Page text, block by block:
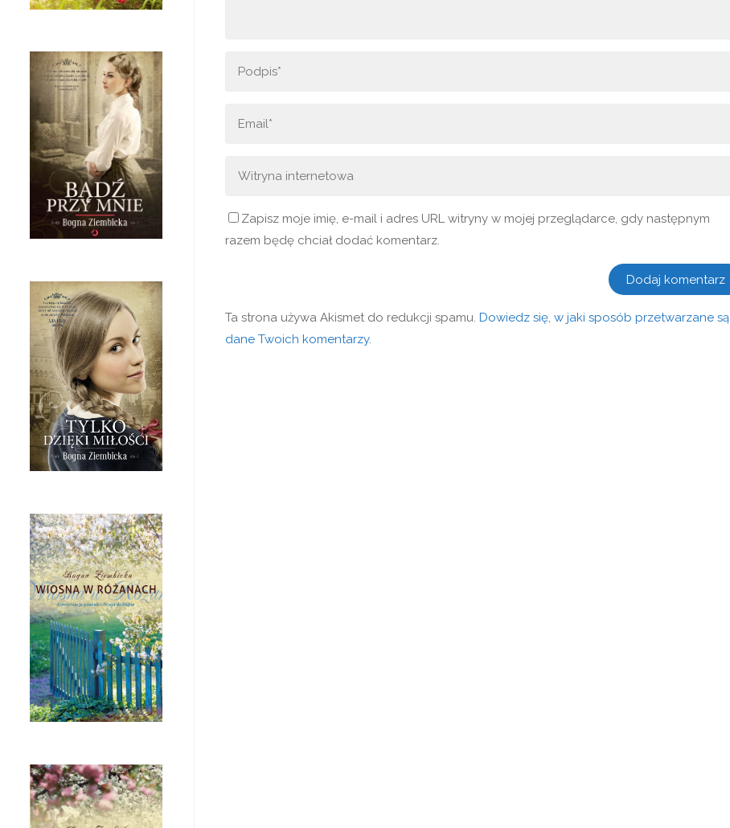
Zapisz moje imię, e-mail i adres URL witryny w mojej przeglądarce, gdy następnym
razem będę chciał dodać komentarz.
Ta strona używa Akismet do redukcji spamu. Dowiedz się, w jaki sposób przetwarzane są
dane Twoich komentarzy.